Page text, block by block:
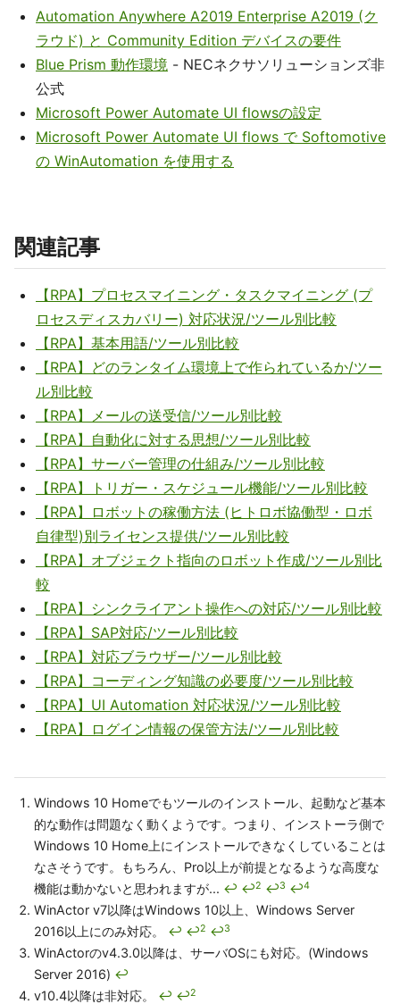
Automation Anywhere A2019 Enterprise A2019 (ク
ラウド) と Community Edition デバイスの要件
Blue Prism 動作環境 - NECネクサソリューションズ非
公式
Microsoft Power Automate UI flowsの設定
Microsoft Power Automate UI flows で Softomotive
の WinAutomation を使用する
関連記事
【RPA】プロセスマイニング・タスクマイニング (プ
ロセスディスカバリー) 対応状況/ツール別比較
【RPA】基本用語/ツール別比較
【RPA】どのランタイム環境上で作られているか/ツー
ル別比較
【RPA】メールの送受信/ツール別比較
【RPA】自動化に対する思想/ツール別比較
【RPA】サーバー管理の仕組み/ツール別比較
【RPA】トリガー・スケジュール機能/ツール別比較
【RPA】ロボットの稼働方法 (ヒトロボ協働型・ロボ
自律型)別ライセンス提供/ツール別比較
【RPA】オブジェクト指向のロボット作成/ツール別比
較
【RPA】シンクライアント操作への対応/ツール別比較
【RPA】SAP対応/ツール別比較
【RPA】対応ブラウザー/ツール別比較
【RPA】コーディング知識の必要度/ツール別比較
【RPA】UI Automation 対応状況/ツール別比較
【RPA】ログイン情報の保管方法/ツール別比較
Windows 10 Homeでもツールのインストール、起動など基本
的な動作は問題なく動くようです。つまり、インストーラ側で
Windows 10 Home上にインストールできなくしていることは
なさそうです。もちろん、Pro以上が前提となるような高度な
機能は動かないと思われますが... ↩ ↩2 ↩3 ↩4
WinActor v7以降はWindows 10以上、Windows Server
2016以上にのみ対応。 ↩ ↩2 ↩3
WinActorのv4.3.0以降は、サーバOSにも対応。(Windows
Server 2016) ↩
v10.4以降は非対応。 ↩ ↩2